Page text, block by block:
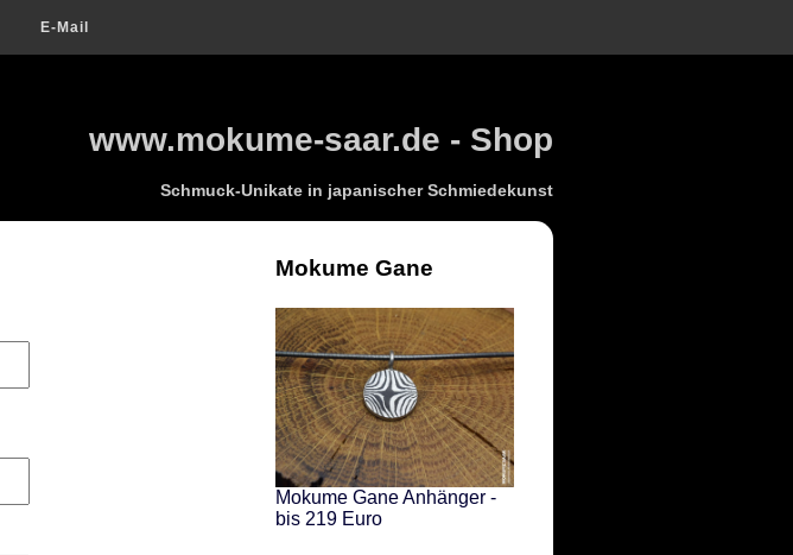
E-Mail
www.mokume-saar.de - Shop
Schmuck-Unikate in japanischer Schmiedekunst
Mokume Gane
Mokume Gane Anhänger -
bis 219 Euro